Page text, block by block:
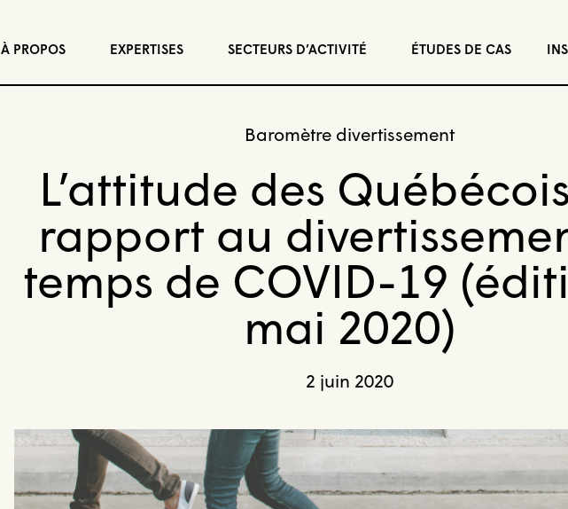
À PROPOS EXPERTISES SECTEURS D’ACTIVITÉ ÉTUDES DE CAS
Baromètre divertissement
L’attitude des
rapport au
temps de COVID-19
mai 2020)
2 juin 2020